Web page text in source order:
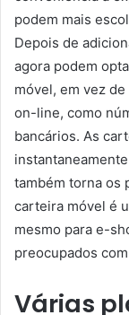
podem mais
Depois de
agora podem
móvel, em vez
on-line, como
bancários. As
também torna os
carteira móvel é
mesmo para e-
preocupados
Várias